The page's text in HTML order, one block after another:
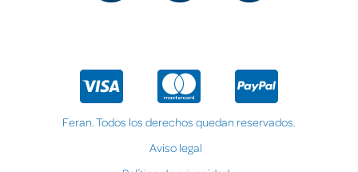
Feran. Todos los derechos quedan reservados.
Aviso legal